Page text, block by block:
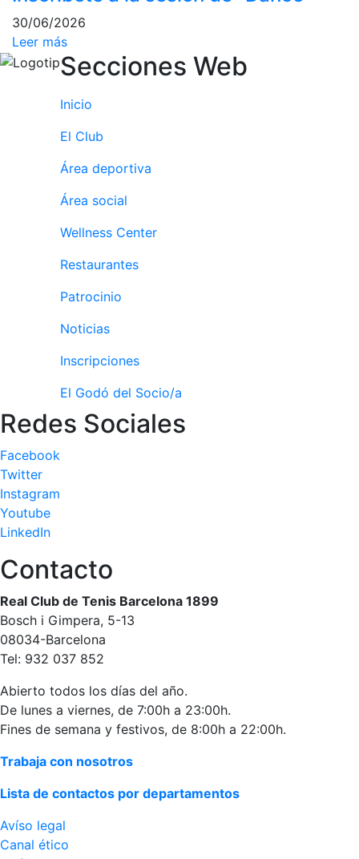
Wellness Center
fisiosalud
Entrenamientos
personales
Actividades
Piscina
Normativa
Restaurantes
Restaurante
Casa Arilla
Chill Out
Bar Piscina
Patrocinio
Patrocinadores
Publicidad en
la Revista
Ventajas
sociales
¿Quieres ser
Patrocinador
del Club?
Noticias
Inscripciones
El Godó
del
Socio/a
30/06/2026
Leer más
Secciones Web
Inicio
El Club
Área deportiva
Área social
Wellness Center
Restaurantes
Patrocinio
Noticias
Inscripciones
El Godó del Socio/a
Redes Sociales
Facebook
Twitter
Instagram
Youtube
LinkedIn
Contacto
Real Club de Tenis Barcelona 1899
Bosch i Gimpera, 5-13
08034-Barcelona
Tel: 932 037 852
Abierto todos los días del año.
De lunes a viernes, de 7:00h a 23:00h.
Fines de semana y festivos, de 8:00h a 22:00h.
Trabaja con nosotros
Lista de contactos por departamentos
Avíso legal
Canal ético